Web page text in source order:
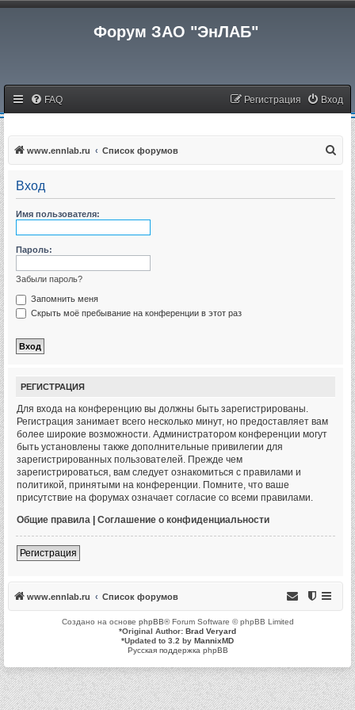
Форум ЗАО "ЭнЛАБ"
FAQ Вход
Регистрация
www.ennlab.ru Список форумов
Вход
Имя пользователя:
Пароль:
Забыли пароль?
Запомнить меня
Скрыть моё пребывание на конференции в этот раз
РЕГИСТРАЦИЯ
Для входа на конференцию вы должны быть зарегистрированы.
Регистрация занимает всего несколько минут, но предоставляет вам
более широкие возможности. Администратором конференции могут
быть установлены также дополнительные привилегии для
зарегистрированных пользователей. Прежде чем
зарегистрироваться, вам следует ознакомиться с правилами и
политикой, принятыми на конференции. Помните, что ваше
присутствие на форумах означает согласие со всеми правилами.
Общие правила | Соглашение о конфиденциальности
Регистрация
www.ennlab.ru Список форумов
Создано на основе phpBB® Forum Software © phpBB Limited
*Original Author: Brad Veryard
*Updated to 3.2 by MannixMD
Русская поддержка phpBB